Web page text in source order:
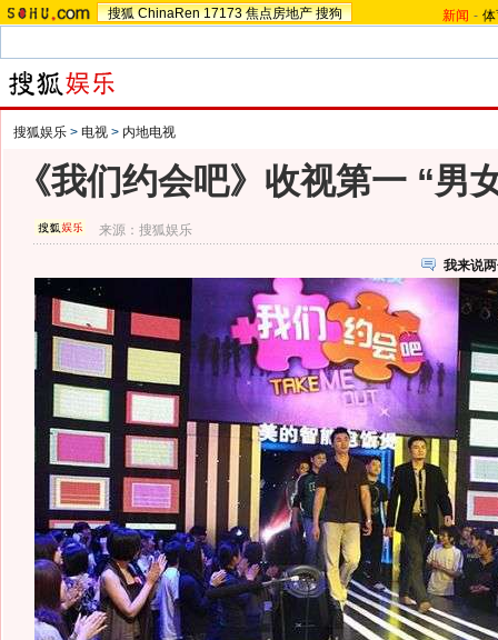
搜狐 ChinaRen 17173 焦点房地产 搜狗 新闻 -
搜狐娱乐 > 电视 > 内地电视
《我们约会吧》收视第一 “男
来源：搜狐娱乐
我来说